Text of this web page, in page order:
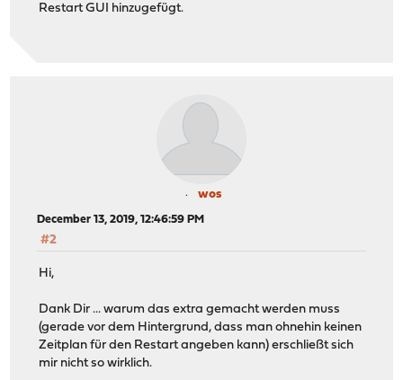
Restart GUI hinzugefügt.
wos
December 13, 2019, 12:46:59 PM
#2
Hi,
Dank Dir ... warum das extra gemacht werden muss
(gerade vor dem Hintergrund, dass man ohnehin keinen
Zeitplan für den Restart angeben kann) erschließt sich
mir nicht so wirklich.